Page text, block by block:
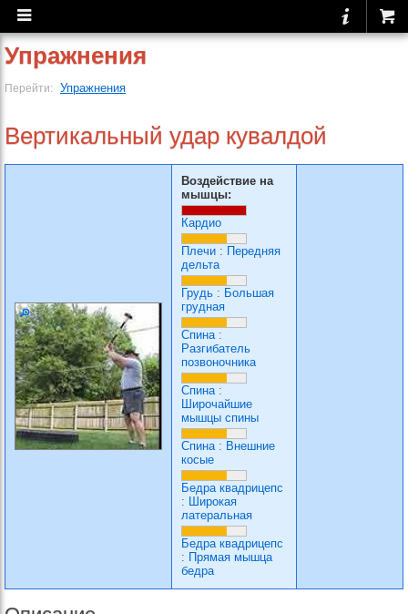
Упражнения
Перейти: Упражнения
Вертикальный удар кувалдой
Воздействие на
мышцы:
Кардио
Плечи : Передняя
дельта
Грудь : Большая
грудная
Спина:
Разгибатель
позвоночника
Спина:
Широчайшие
мышцы спины
Спина: Внешние
косые
Бедра квадрицепс
: Широкая
латеральная
Бедра квадрицепс
: Прямая мышца
бедра